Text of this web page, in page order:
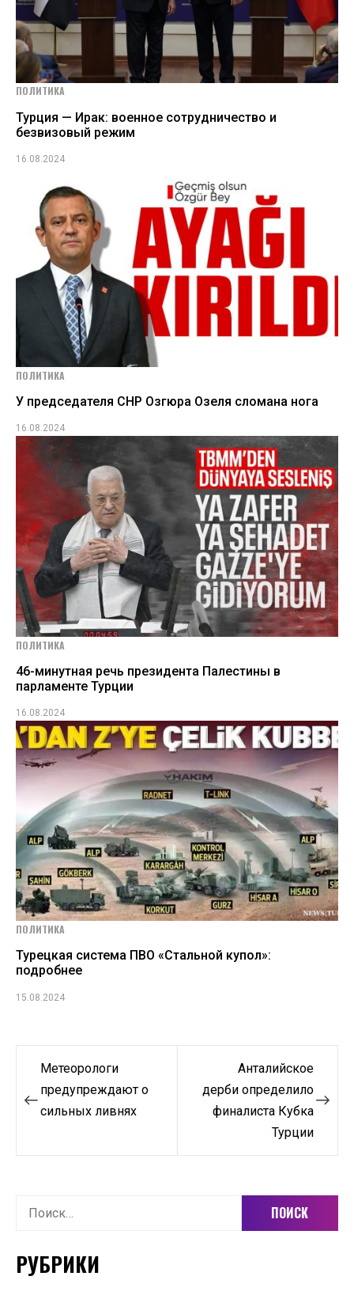
ПОЛИТИКА
Турция — Ирак: военное сотрудничество и
безвизовый режим
16.08.2024
ПОЛИТИКА
У председателя СНР Озгюра Озеля сломана нога
16.08.2024
ПОЛИТИКА
46-минутная речь президента Палестины в
парламенте Турции
16.08.2024
ПОЛИТИКА
Турецкая система ПВО «Стальной купол»:
подробнее
15.08.2024
Навигация
по
Метеорологи
предупреждают о
сильных ливнях
Анталийское
дерби определило
финалиста Кубка
Турции
Найти:
РУБРИКИ